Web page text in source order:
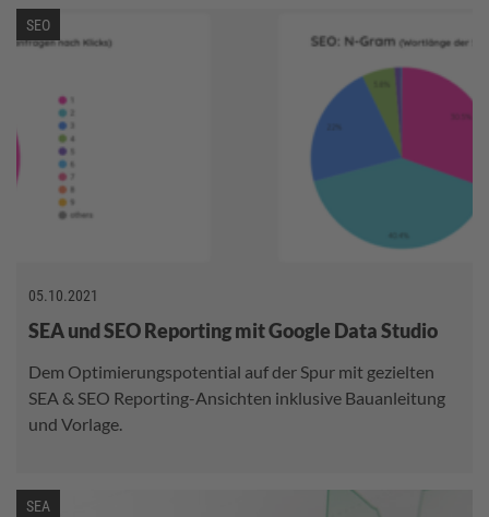
SEO
05.10.2021
SEA und SEO Reporting mit Google Data Studio
Dem Optimierungspotential auf der Spur mit gezielten
SEA & SEO Reporting-Ansichten inklusive Bauanleitung
und Vorlage.
SEA